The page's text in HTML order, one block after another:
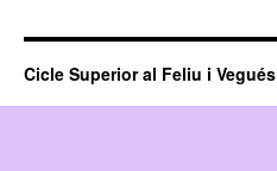
Cicle Superior al Feliu i Vegués